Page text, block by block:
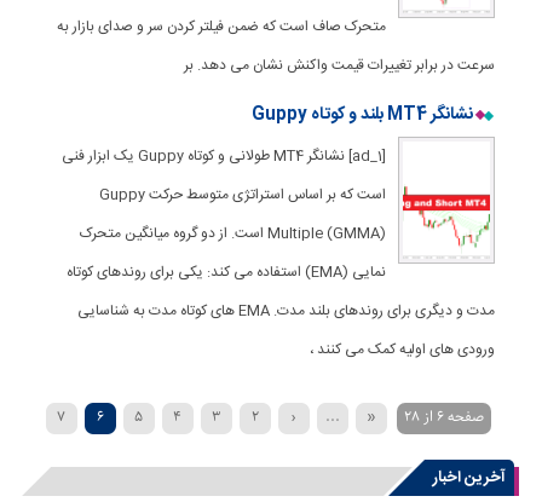
متحرک صاف است که ضمن فیلتر کردن سر و صدای بازار به
سرعت در برابر تغییرات قیمت واکنش نشان می دهد. بر
نشانگر MT4 بلند و کوتاه Guppy
[ad_1] نشانگر MT4 طولانی و کوتاه Guppy یک ابزار فنی
است که بر اساس استراتژی متوسط حرکت Guppy
Multiple (GMMA) است. از دو گروه میانگین متحرک
نمایی (EMA) استفاده می کند: یکی برای روندهای کوتاه
مدت و دیگری برای روندهای بلند مدت. EMA های کوتاه مدت به شناسایی
ورودی های اولیه کمک می کنند ،
صفحه 6 از 28 «
...
‹
2
3
4
5
6
7
8
9
10
11
›
20
...
» آخرین اخبار